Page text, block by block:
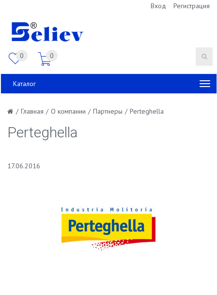
Вход Регистрация
0 0
Каталог
/ Главная / О компании / Партнеры / Perteghella
Perteghella
17.06.2016